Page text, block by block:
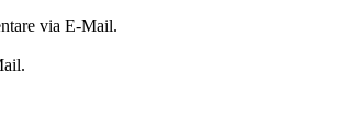
via E-Mail.